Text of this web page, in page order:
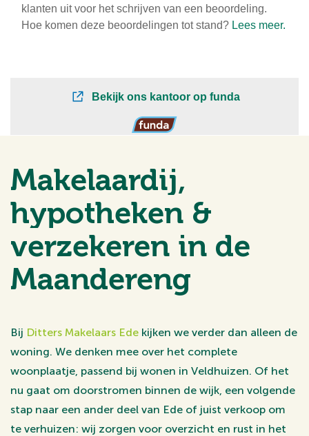
Makelaardij,
hypotheken &
verzekeren in de
Maandereng
Bij Ditters Makelaars Ede kijken we verder dan alleen de
woning. We denken mee over het complete
woonplaatje, passend bij wonen in Veldhuizen. Of het
nu gaat om doorstromen binnen de wijk, een volgende
stap naar een ander deel van Ede of juist verkoop om
te verhuizen: wij zorgen voor overzicht en rust in het